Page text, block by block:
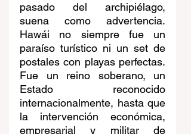
pasado del archipiélago,
suena como advertencia.
Hawái no siempre fue un
paraíso turístico ni un set de
postales con playas perfectas.
Fue un reino soberano, un
Estado reconocido
internacionalmente, hasta que
la intervención económica,
empresarial y militar de